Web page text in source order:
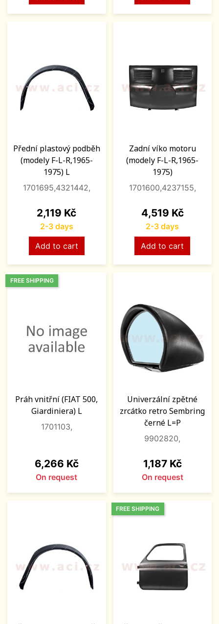
Přední plastový podběh
(modely F-L-R,1965-
1975) L
1701695,4321442,
Price
2,119 Kč
2-3 days
Add to cart
Zadní víko motoru
(modely F-L-R,1965-
1975)
1701600,4237155,
Price
4,519 Kč
2-3 days
Add to cart
Práh vnitřní (FIAT 500,
Giardiniera) L
1701103,
Price
6,266 Kč
On request
FREE SHIPPING
Univerzální zpětné
zrcátko retro Sembring
černé L=P
9902820,
Price
1,187 Kč
On request
FREE SHIPPING